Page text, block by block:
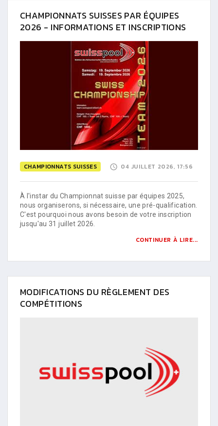
CHAMPIONNATS SUISSES PAR ÉQUIPES
2026 - INFORMATIONS ET INSCRIPTIONS
CHAMPIONNATS SUISSES 04 JUILLET 2026, 17:56
À l'instar du Championnat suisse par équipes 2025,
nous organiserons, si nécessaire, une pré-qualification.
C'est pourquoi nous avons besoin de votre inscription
jusqu'au 31 juillet 2026.
CONTINUER À LIRE...
MODIFICATIONS DU RÈGLEMENT DES
COMPÉTITIONS